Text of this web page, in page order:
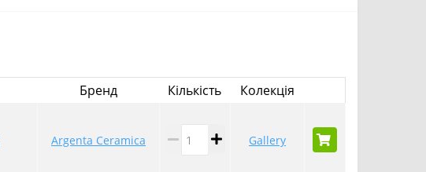
Бренд Кількість Колекція
Argenta Ceramica Gallery